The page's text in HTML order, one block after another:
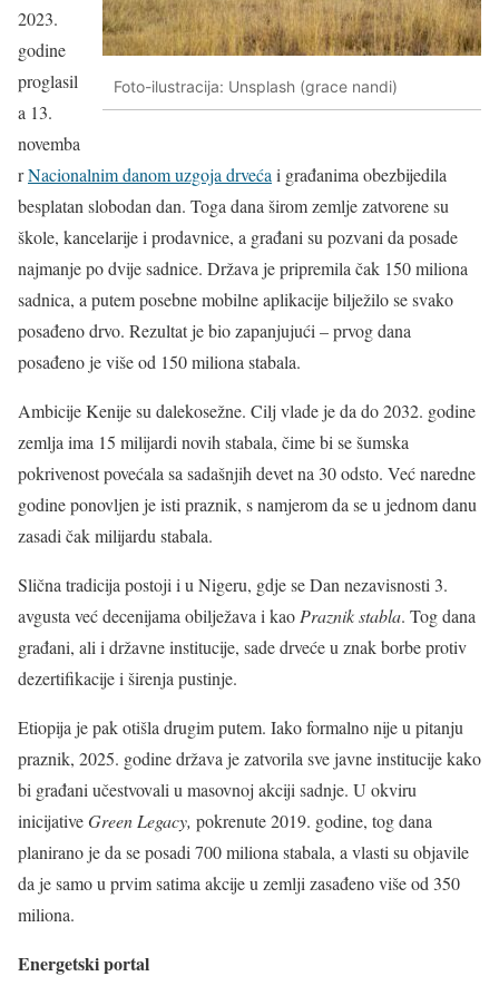
Foto-ilustracija: Unsplash (grace nandi)
2023.
godine
proglasil
a 13.
novemba
rNacionalnim danom uzgoja drveća i građanima obezbijedila
besplatan slobodan dan. Toga dana širom zemlje zatvorene su
škole, kancelarije i prodavnice, a građani su pozvani da posade
najmanje po dvije sadnice. Država je pripremila čak 150 miliona
sadnica, a putem posebne mobilne aplikacije bilježilo se svako
posađeno drvo. Rezultat je bio zapanjujući – prvog dana
posađeno je više od 150 miliona stabala.
Ambicije Kenije su dalekosežne. Cilj vlade je da do 2032. godine
zemlja ima 15 milijardi novih stabala, čime bi se šumska
pokrivenost povećala sa sadašnjih devet na 30 odsto. Već naredne
godine ponovljen je isti praznik, s namjerom da se u jednom danu
zasadi čak milijardu stabala.
Slična tradicija postoji i u Nigeru, gdje se Dan nezavisnosti 3.
avgusta već decenijama obilježava i kao Praznik stabla. Tog dana
građani, ali i državne institucije, sade drveće u znak borbe protiv
dezertifikacije i širenja pustinje.
Etiopija je pak otišla drugim putem. Iako formalno nije u pitanju
praznik, 2025. godine država je zatvorila sve javne institucije kako
bi građani učestvovali u masovnoj akciji sadnje. U okviru
inicijativeGreen Legacy, pokrenute 2019. godine, tog dana
planirano je da se posadi 700 miliona stabala, a vlasti su objavile
da je samo u prvim satima akcije u zemlji zasađeno više od 350
miliona.
Energetski portal